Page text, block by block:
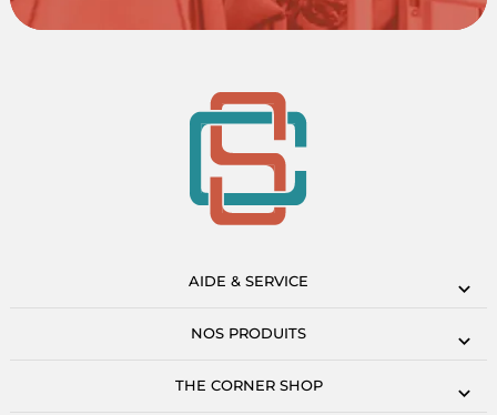
AIDE & SERVICE
NOS PRODUITS
THE CORNER SHOP